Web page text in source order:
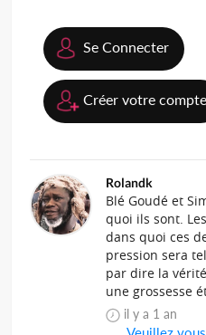
Se Connecter
Créer votre compte
Rolandk
Blé Goudé et
quoi ils sont.
dans quoi ces
pression sera
par dire la
une grossesse
il y a 1 an